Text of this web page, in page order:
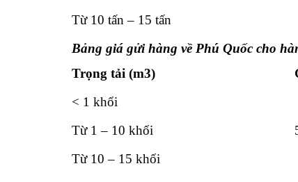
Từ 10 tấn – 15 tấn
Bảng giá gửi hàng về Phú Quốc cho
Trọng tải (m3)
< 1 khối
Từ 1 – 10 khối
Từ 10 – 15 khối